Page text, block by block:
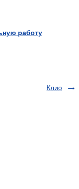
работу
Клио